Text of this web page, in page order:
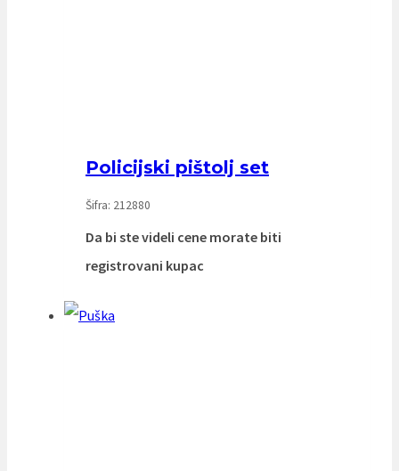
Policijski pištolj set
Šifra: 212880
Da bi ste videli cene morate biti
registrovani kupac